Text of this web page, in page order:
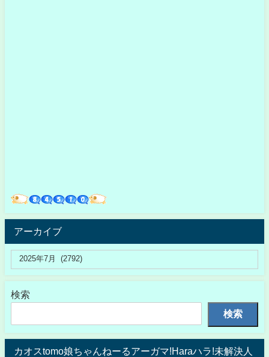
アーカイブ
検索
検索
カオスtomo娘ちゃんねーるアーガマ!Haraハラ!未解決人